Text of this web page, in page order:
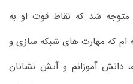
شد که نقاط قوت او به
ام که مهارت های شبکه سازی و
دانش آموزانم و آتش نشانان